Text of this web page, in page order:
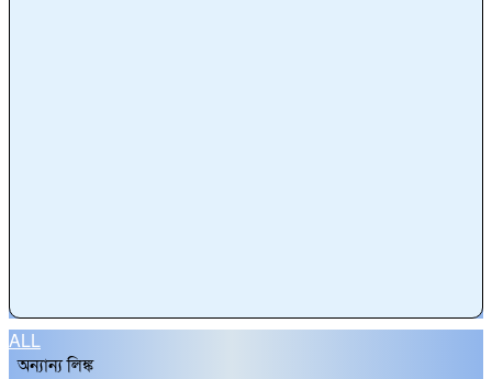
ALL
অন্যান্য লিঙ্ক